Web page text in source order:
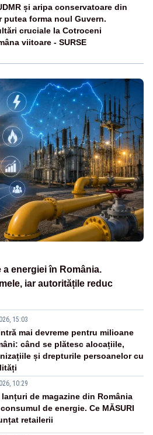
și aripa conservatoare din
putea forma noul Guvern.
cruciale la Cotroceni
viitoare - SURSE
energiei în România.
iar autoritățile reduc
15:03
mai devreme pentru milioane
când se plătesc alocațiile,
și drepturile persoanelor cu
10:29
lanțuri de magazine din România
de energie. Ce MĂSURI
retailerii